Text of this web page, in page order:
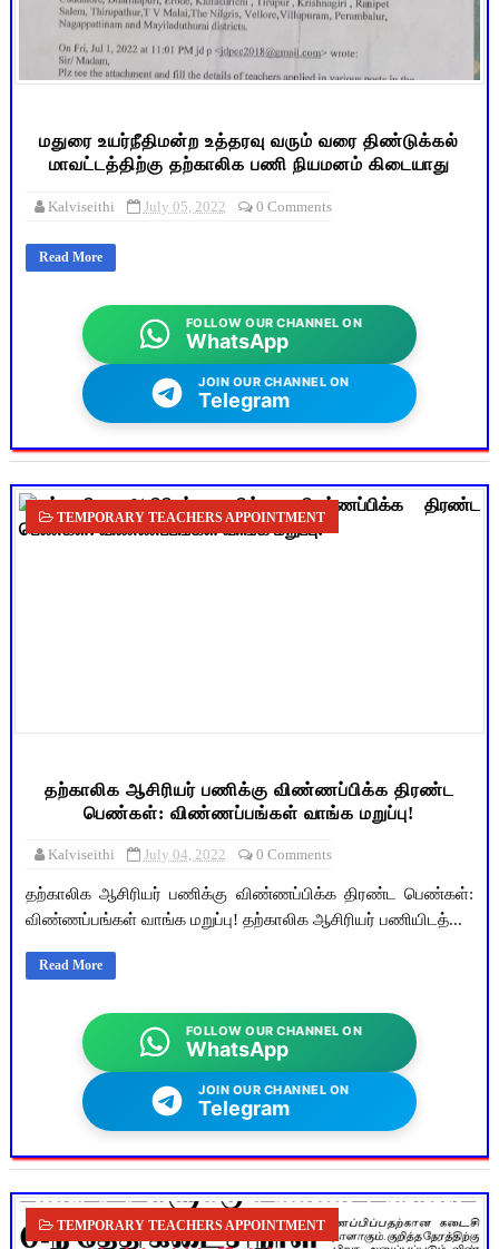
மதுரை உயர்நீதிமன்ற உத்தரவு வரும் வரை திண்டுக்கல்
மாவட்டத்திற்கு தற்காலிக பணி நியமனம் கிடையாது
Kalviseithi July 05, 2022 0 Comments
Read More
FOLLOW OUR CHANNEL ON
WhatsApp
JOIN OUR CHANNEL ON
Telegram
TEMPORARY TEACHERS APPOINTMENT
தற்காலிக ஆசிரியர் பணிக்கு விண்ணப்பிக்க திரண்ட
பெண்கள்: விண்ணப்பங்கள் வாங்க மறுப்பு!
Kalviseithi July 04, 2022 0 Comments
தற்காலிக ஆசிரியர் பணிக்கு விண்ணப்பிக்க திரண்ட பெண்கள்:
விண்ணப்பங்கள் வாங்க மறுப்பு! தற்காலிக ஆசிரியர் பணியிடத்...
Read More
FOLLOW OUR CHANNEL ON
WhatsApp
JOIN OUR CHANNEL ON
Telegram
TEMPORARY TEACHERS APPOINTMENT